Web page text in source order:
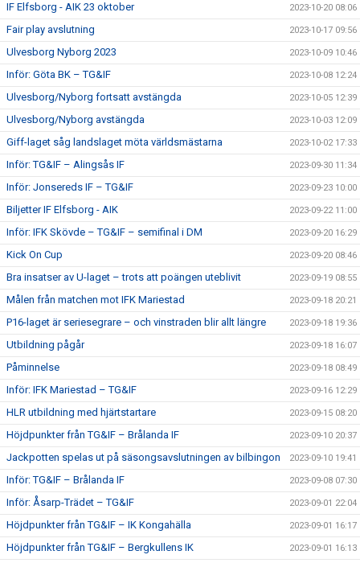
IF Elfsborg - AIK 23 oktober 2023-10-20 08:06
Fair play avslutning 2023-10-17 09:56
Ulvesborg Nyborg 2023 2023-10-09 10:46
Inför: Göta BK – TG&IF 2023-10-08 12:24
Ulvesborg/Nyborg fortsatt avstängda 2023-10-05 12:39
Ulvesborg/Nyborg avstängda 2023-10-03 12:09
Giff-laget såg landslaget möta världsmästarna 2023-10-02 17:33
Inför: TG&IF – Alingsås IF 2023-09-30 11:34
Inför: Jonsereds IF – TG&IF 2023-09-23 10:00
Biljetter IF Elfsborg - AIK 2023-09-22 11:00
Inför: IFK Skövde – TG&IF – semifinal i DM 2023-09-20 16:29
Kick On Cup 2023-09-20 08:46
Bra insatser av U-laget – trots att poängen uteblivit 2023-09-19 08:55
Målen från matchen mot IFK Mariestad 2023-09-18 20:21
P16-laget är seriesegrare – och vinstraden blir allt längre 2023-09-18 19:36
Utbildning pågår 2023-09-18 16:07
Påminnelse 2023-09-18 08:49
Inför: IFK Mariestad – TG&IF 2023-09-16 12:29
HLR utbildning med hjärtstartare 2023-09-15 08:20
Höjdpunkter från TG&IF – Brålanda IF 2023-09-10 20:37
Jackpotten spelas ut på säsongsavslutningen av bilbingon 2023-09-10 19:41
Inför: TG&IF – Brålanda IF 2023-09-08 07:30
Inför: Åsarp-Trädet – TG&IF 2023-09-01 22:04
Höjdpunkter från TG&IF – IK Kongahälla 2023-09-01 16:17
Höjdpunkter från TG&IF – Bergkullens IK 2023-09-01 16:13